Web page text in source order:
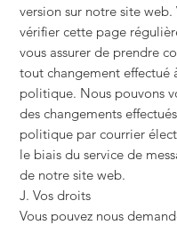
version sur notre site web.
vérifier cette page
vous assurer de prendre
tout changement effectué
politique. Nous pouvons
des changements
politique par courrier
le biais du service de
de notre site web.
J. Vos droits
Vous pouvez nous